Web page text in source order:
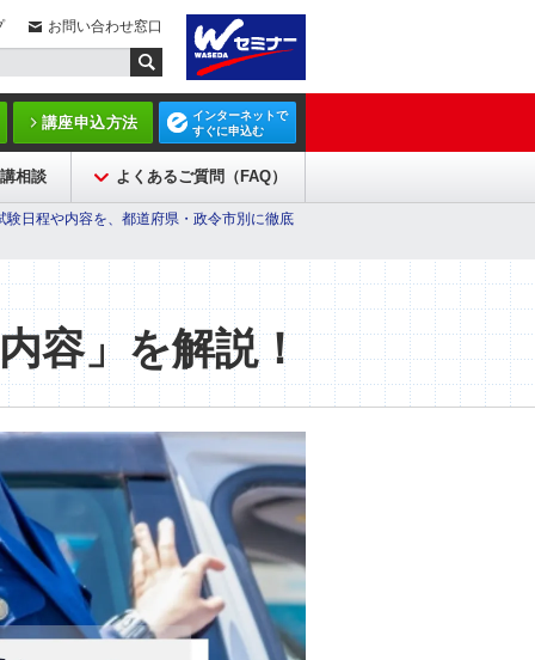
お問い合わせ窓口
講座申込方法
インターネットで
すぐに申込む
相談 よくあるご質問（FAQ）
日程や内容を、都道府県・政令市別に徹底
容」を解説！